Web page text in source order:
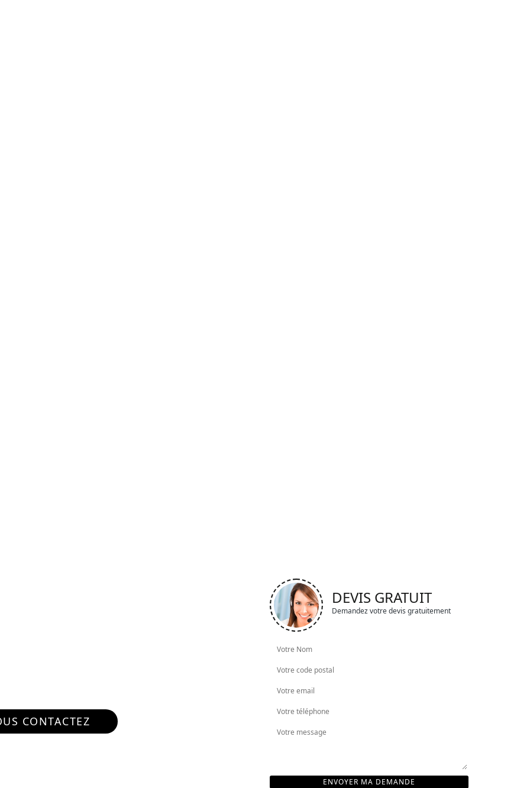
CONTACTEZ
DEVIS GRATUIT
Demandez votre devis gratuitement